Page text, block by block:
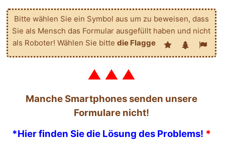
Bitte wählen Sie ein Symbol aus um zu beweisen, dass
Sie als Mensch das Formular ausgefüllt haben und nicht
als Roboter! Wählen Sie bitte die Flagge
Bitte
wählen
aus
beweisen,
▲ ▲ ▲
Manche Smartphones senden unsere
Formulare nicht!
*Hier finden Sie die Lösung des Problems! *